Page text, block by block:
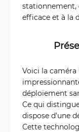
stationnement,
efficace et à la
Voici la caméra
déploiement
Ce qui
dispose d’une
Cette